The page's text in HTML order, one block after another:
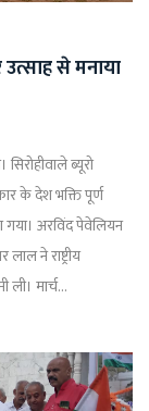
से मनाया
ब्यूरो
के देश भक्ति पूर्ण
गया। अरविंद पेवेलियन
ने राष्ट्रीय
ली। मार्च...